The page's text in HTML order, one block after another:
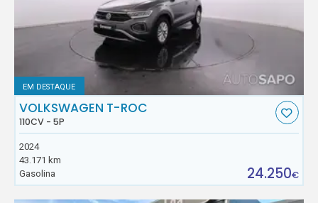
EM DESTAQUE
VOLKSWAGEN T-ROC
110CV - 5P
2024
43.171 km
Gasolina
24.250€